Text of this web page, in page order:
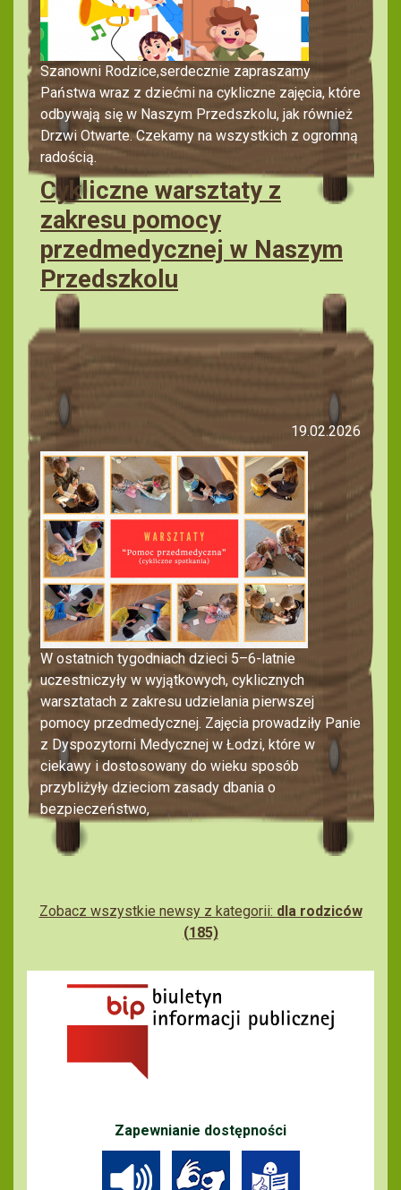
Szanowni Rodzice,serdecznie zapraszamy
Państwa wraz z dziećmi na cykliczne zajęcia, które
odbywają się w Naszym Przedszkolu, jak również
Drzwi Otwarte. Czekamy na wszystkich z ogromną
radością.
Cykliczne warsztaty z
zakresu pomocy
przedmedycznej w Naszym
Przedszkolu
19.02.2026
W ostatnich tygodniach dzieci 5–6-latnie
uczestniczyły w wyjątkowych, cyklicznych
warsztatach z zakresu udzielania pierwszej
pomocy przedmedycznej. Zajęcia prowadziły Panie
z Dyspozytorni Medycznej w Łodzi, które w
ciekawy i dostosowany do wieku sposób
przybliżyły dzieciom zasady dbania o
bezpieczeństwo,
Zobacz wszystkie newsy z kategorii: dla rodziców
(185)
Zapewnianie dostępności